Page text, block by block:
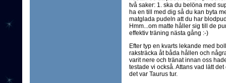
två saker: 1. ska du belöna med
ha en till med dig så du kan byta
matglada pudeln att du har
Hmm...om matte håller sig till de
effektiv träning nästa gång :-)
Efter typ en kvarts lekande med
raksträcka åt båda hållen och
varit nere och tränat innan oss
testade vi också. Attans vad lätt
det var Taurus tur.